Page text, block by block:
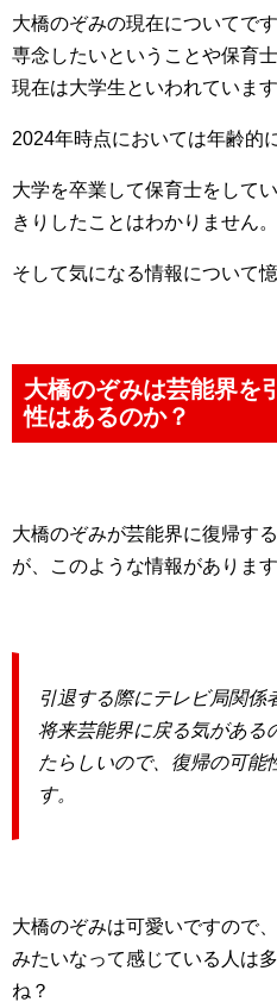
大橋のぞみの現在についてで
専念したいということや保育
現在は大学生といわれていま
2024年時点においては年齢的
大学を卒業して保育士をして
きりしたことはわかりません。
そして気になる情報について
大橋のぞみは芸能界を
性はあるのか？
大橋のぞみが芸能界に復帰す
が、このような情報があります
引退する際にテレビ局関係
将来芸能界に戻る気がある
たらしいので、復帰の可能
す。
大橋のぞみは可愛いですので
みたいなって感じている人は
ね？